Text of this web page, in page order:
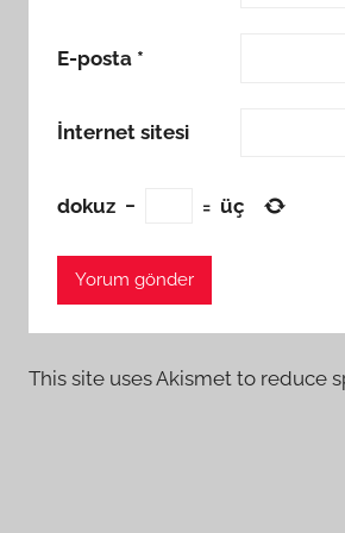
E-posta *
İnternet sitesi
dokuz − = üç
This site uses Akismet to reduce